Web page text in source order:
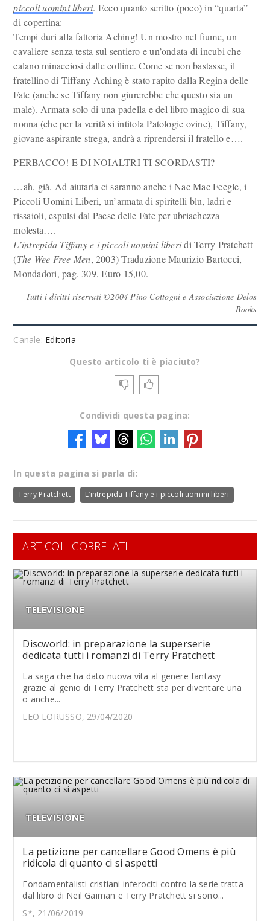
piccoli uomini liberi. Ecco quanto scritto (poco) in “quarta”
di copertina:
Tempi duri alla fattoria Aching! Un mostro nel fiume, un
cavaliere senza testa sul sentiero e un’ondata di incubi che
calano minacciosi dalle colline. Come se non bastasse, il
fratellino di Tiffany Aching è stato rapito dalla Regina delle
Fate (anche se Tiffany non giurerebbe che questo sia un
male). Armata solo di una padella e del libro magico di sua
nonna (che per la verità si intitola Patologie ovine), Tiffany,
giovane aspirante strega, andrà a riprendersi il fratello e….
PERBACCO! E DI NOIALTRI TI SCORDASTI?
…ah, già. Ad aiutarla ci saranno anche i Nac Mac Feegle, i
Piccoli Uomini Liberi, un’armata di spiritelli blu, ladri e
rissaioli, espulsi dal Paese delle Fate per ubriachezza
molesta….
L’intrepida Tiffany e i piccoli uomini liberidi Terry Pratchett
(The Wee Free Men, 2003) Traduzione Maurizio Bartocci,
Mondadori, pag. 309, Euro 15,00.
Tutti i diritti riservati ©2004 Pino Cottogni e Associazione Delos
Books
Canale: Editoria
Questo articolo ti è piaciuto?
Condividi questa pagina:
In questa pagina si parla di:
Terry Pratchett L’intrepida Tiffany e i piccoli uomini liberi
ARTICOLI CORRELATI
TELEVISIONE
Discworld: in preparazione la superserie
dedicata tutti i romanzi di Terry Pratchett
La saga che ha dato nuova vita al genere fantasy
grazie al genio di Terry Pratchett sta per diventare una
o anche...
LEO LORUSSO, 29/04/2020
TELEVISIONE
La petizione per cancellare Good Omens è più
ridicola di quanto ci si aspetti
Fondamentalisti cristiani inferociti contro la serie tratta
dal libro di Neil Gaiman e Terry Pratchett si sono...
S*, 21/06/2019